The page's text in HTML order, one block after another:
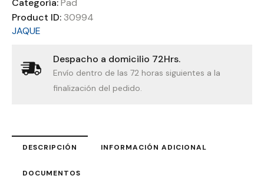
Categoría:Pad
Product ID: 30994
JAQUE
Despacho a domicilio 72Hrs.
Envío dentro de las 72 horas siguientes a la
finalización del pedido.
DESCRIPCIÓN INFORMACIÓN ADICIONAL
DOCUMENTOS